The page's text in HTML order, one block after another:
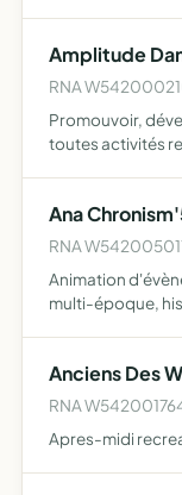
Amplitude
RNA
Promouvoir,
toutes activités
Ana
RNA
Animation
multi-époque,
Anciens Des
RNA
Apres-midi